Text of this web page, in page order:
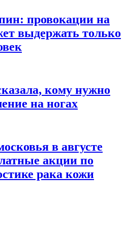
провокации на
выдержать только
кому нужно
на ногах
в августе
акции по
рака кожи